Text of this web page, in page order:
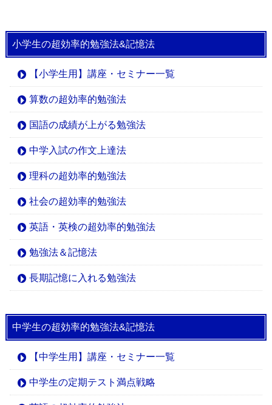
小学生の超効率的勉強法&記憶法
【小学生用】講座・セミナー一覧
算数の超効率的勉強法
国語の成績が上がる勉強法
中学入試の作文上達法
理科の超効率的勉強法
社会の超効率的勉強法
英語・英検の超効率的勉強法
勉強法＆記憶法
長期記憶に入れる勉強法
中学生の超効率的勉強法&記憶法
【中学生用】講座・セミナー一覧
中学生の定期テスト満点戦略